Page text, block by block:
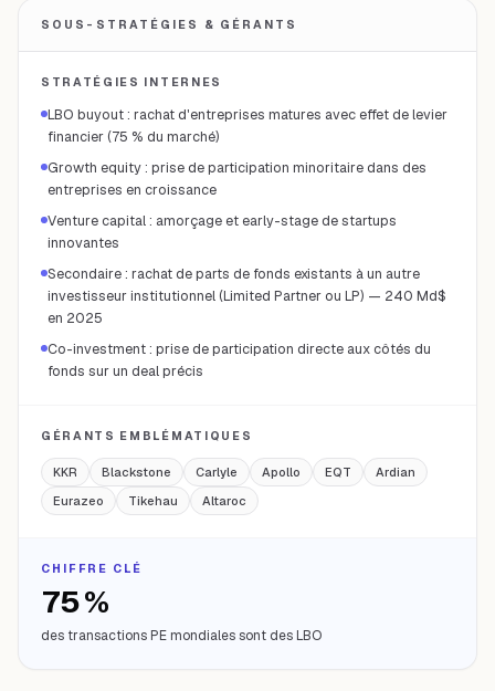
SOUS-STRATÉGIES & GÉRANTS
STRATÉGIES INTERNES
LBO buyout : rachat d'entreprises matures avec effet de levier
financier (75 % du marché)
Growth equity : prise de participation minoritaire dans des
entreprises en croissance
Venture capital : amorçage et early-stage de startups
innovantes
Secondaire : rachat de parts de fonds existants à un autre
investisseur institutionnel (Limited Partner ou LP) — 240 Md$
en 2025
Co-investment : prise de participation directe aux côtés du
fonds sur un deal précis
GÉRANTS EMBLÉMATIQUES
KKR Blackstone Carlyle Apollo EQT
Ardian
Eurazeo
Tikehau Altaroc
CHIFFRE CLÉ
75 %
des transactions PE mondiales sont des LBO